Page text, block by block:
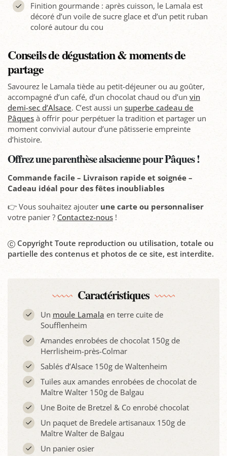
Finition gourmande : après cuisson, le Lamala est
décoré d’un voile de sucre glace et d’un petit ruban
coloré autour du cou
Conseils de dégustation & moments de
partage
Savourez le Lamala tiède au petit-déjeuner ou au goûter,
accompagné d’un café, d’un chocolat chaud ou d’un vin
demi-sec d’Alsace. C’est aussi un superbe cadeau de
Pâques à offrir pour perpétuer la tradition et partager un
moment convivial autour d’une pâtisserie empreinte
d’histoire.
Offrez une parenthèse alsacienne pour Pâques !
Commande facile – Livraison rapide et soignée –
Cadeau idéal pour des fêtes inoubliables
👉 Vous souhaitez ajouter une carte ou personnaliser
votre panier ? Contactez-nous !
Copyright Toute reproduction ou utilisation, totale ou
partielle des contenus et photos de ce site, est interdite.
Caractéristiques
Un moule Lamala en terre cuite de
Soufflenheim
Amandes enrobées de chocolat 150g de
Herrlisheim-près-Colmar
Sablés d’Alsace 150g de Waltenheim
Tuiles aux amandes enrobées de chocolat de
Maître Walter 150g de Balgau
Une Boite de Bretzel & Co enrobé chocolat
Un paquet de Bredele artisanaux 150g de
Maître Walter de Balgau
Un panier osier